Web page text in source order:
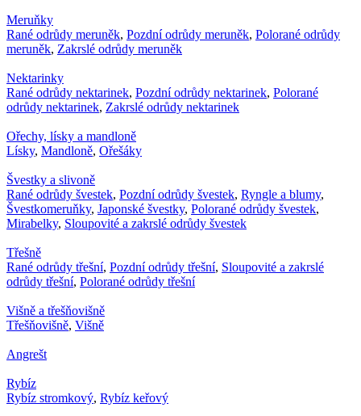
Meruňky
Rané odrůdy meruněk, Pozdní odrůdy meruněk, Polorané odrůdy
meruněk, Zakrslé odrůdy meruněk
Nektarinky
Rané odrůdy nektarinek, Pozdní odrůdy nektarinek, Polorané
odrůdy nektarinek, Zakrslé odrůdy nektarinek
Ořechy, lísky a mandloně
Lísky, Mandloně, Ořešáky
Švestky a slivoně
Rané odrůdy švestek, Pozdní odrůdy švestek, Ryngle a blumy,
Švestkomeruňky, Japonské švestky, Polorané odrůdy švestek,
Mirabelky, Sloupovité a zakrslé odrůdy švestek
Třešně
Rané odrůdy třešní, Pozdní odrůdy třešní, Sloupovité a zakrslé
odrůdy třešní, Polorané odrůdy třešní
Višně a třešňovišně
Třešňovišně, Višně
Angrešt
Rybíz
Rybíz stromkový, Rybíz keřový